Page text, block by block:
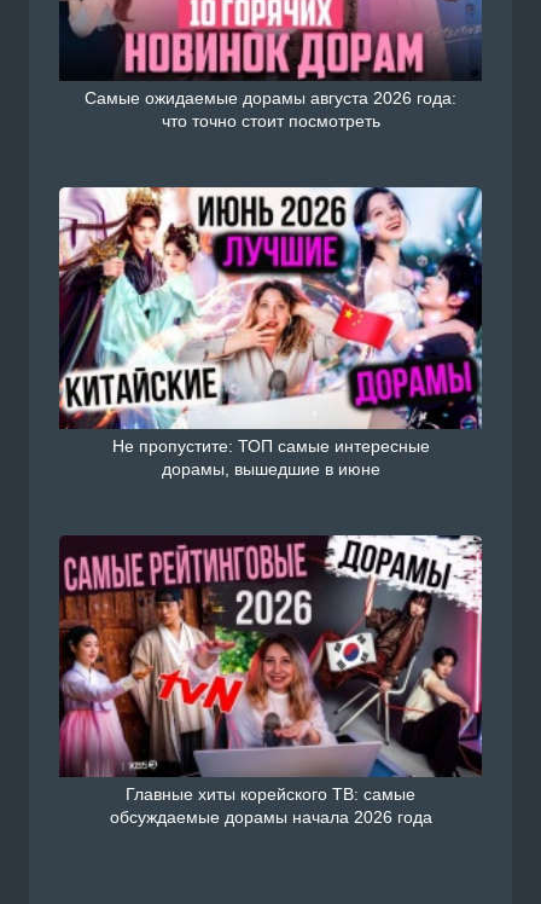
Самые ожидаемые дорамы августа 2026 года:
что точно стоит посмотреть
Не пропустите: ТОП самые интересные
дорамы, вышедшие в июне
Главные хиты корейского ТВ: самые
обсуждаемые дорамы начала 2026 года